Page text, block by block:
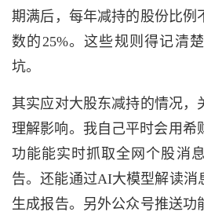
期满后，每年减持的股份比例
数的25%。这些规则得记清
坑。
其实应对大股东减持的情况，
理解影响。我自己平时会用希
功能能实时抓取全网个股消
告。还能通过AI大模型解读消
生成报告。另外公众号推送功